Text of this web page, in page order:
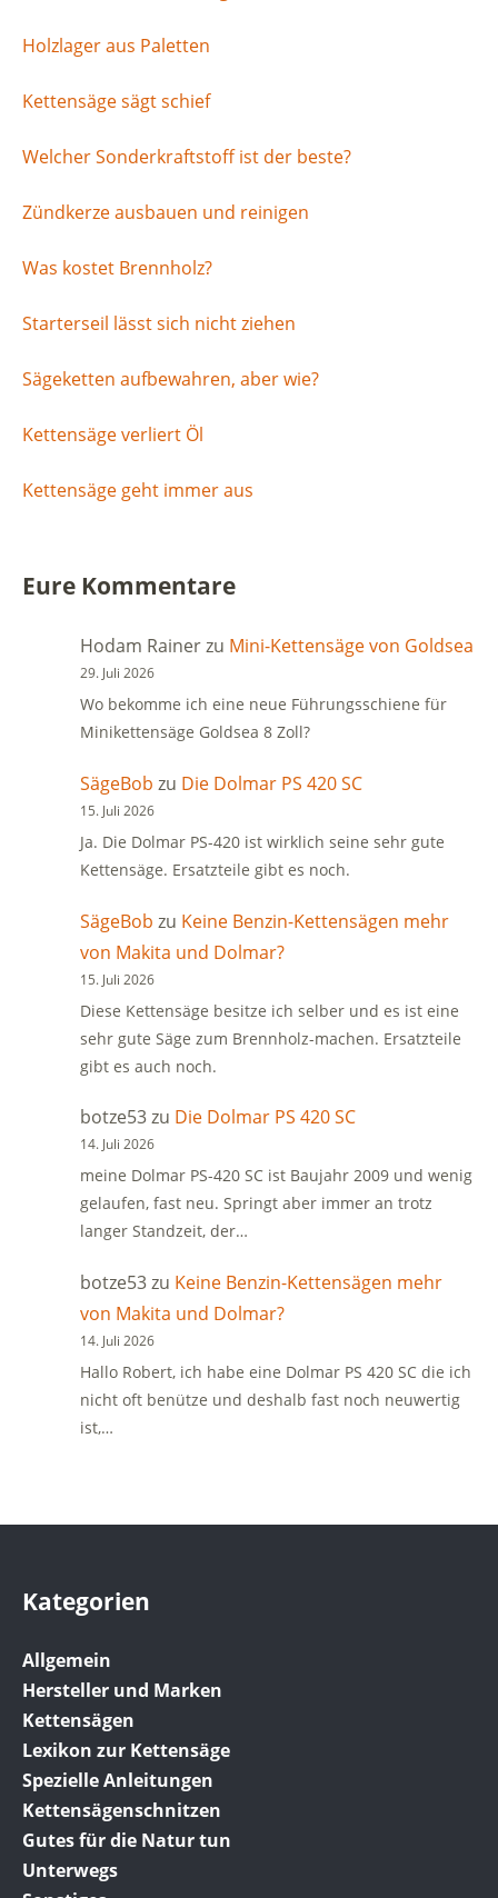
Holzlager aus Paletten
Kettensäge sägt schief
Welcher Sonderkraftstoff ist der beste?
Zündkerze ausbauen und reinigen
Was kostet Brennholz?
Starterseil lässt sich nicht ziehen
Sägeketten aufbewahren, aber wie?
Kettensäge verliert Öl
Kettensäge geht immer aus
Eure Kommentare
Hodam Rainerzu Mini-Kettensäge von Goldsea
29. Juli 2026
Wo bekomme ich eine neue Führungsschiene für
Minikettensäge Goldsea 8 Zoll?
SägeBob zu Die Dolmar PS 420 SC
15. Juli 2026
Ja. Die Dolmar PS-420 ist wirklich seine sehr gute
Kettensäge. Ersatzteile gibt es noch.
SägeBob zu Keine Benzin-Kettensägen mehr
von Makita und Dolmar?
15. Juli 2026
Diese Kettensäge besitze ich selber und es ist eine
sehr gute Säge zum Brennholz-machen. Ersatzteile
gibt es auch noch.
botze53zu Die Dolmar PS 420 SC
14. Juli 2026
meine Dolmar PS-420 SC ist Baujahr 2009 und wenig
gelaufen, fast neu. Springt aber immer an trotz
langer Standzeit, der…
botze53zu Keine Benzin-Kettensägen mehr
von Makita und Dolmar?
14. Juli 2026
Hallo Robert, ich habe eine Dolmar PS 420 SC die ich
nicht oft benütze und deshalb fast noch neuwertig
ist,…
Kategorien
Allgemein
Hersteller und Marken
Kettensägen
Lexikon zur Kettensäge
Spezielle Anleitungen
Kettensägenschnitzen
Gutes für die Natur tun
Unterwegs